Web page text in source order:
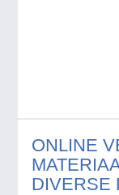
ONLINE
DIVERSE